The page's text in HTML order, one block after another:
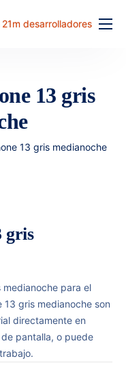
desarrolladores
13 gris
13 gris medianoche
gris
para el
13 gris medianoche son
directamente en
pantalla, o puede